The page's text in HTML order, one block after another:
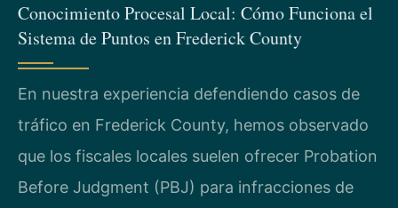
Conocimiento Procesal Local: Cómo Funciona el
Sistema de Puntos en Frederick County
En nuestra experiencia defendiendo casos de
tráfico en Frederick County, hemos observado
que los fiscales locales suelen ofrecer Probation
Before Judgment (PBJ) para infracciones de